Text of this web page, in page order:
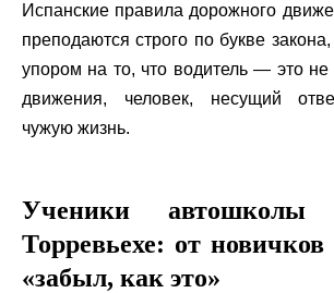
Испанские правила дорожного
преподаются строго по букве
упором на то, что водитель — это не
движения, человек, несущий
чужую жизнь.
Ученики
Торревьехе: от новичков
«забыл, как это»